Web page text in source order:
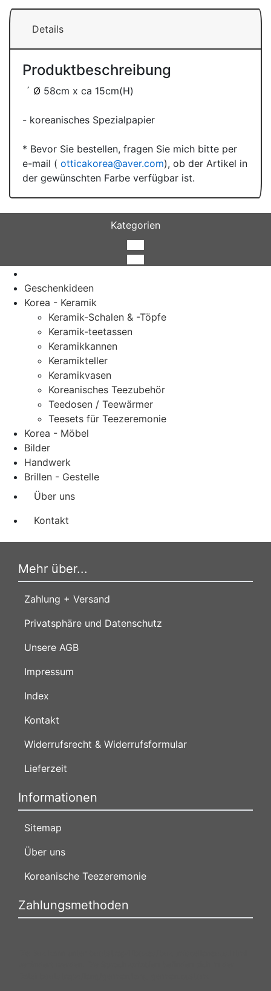
Details
Produktbeschreibung
´ Ø 58cm x ca 15cm(H)
- koreanisches Spezialpapier
* Bevor Sie bestellen, fragen Sie mich bitte per
e-mail ( otticakorea@aver.com), ob der Artikel in
der gewünschten Farbe verfügbar ist.
Kategorien
Geschenkideen
Korea - Keramik
Keramik-Schalen & -Töpfe
Keramik-teetassen
Keramikkannen
Keramikteller
Keramikvasen
Koreanisches Teezubehör
Teedosen / Teewärmer
Teesets für Teezeremonie
Korea - Möbel
Bilder
Handwerk
Brillen - Gestelle
Über uns
Kontakt
Mehr über...
Zahlung + Versand
Privatsphäre und Datenschutz
Unsere AGB
Impressum
Index
Kontakt
Widerrufsrecht & Widerrufsformular
Lieferzeit
Informationen
Sitemap
Über uns
Koreanische Teezeremonie
Zahlungsmethoden